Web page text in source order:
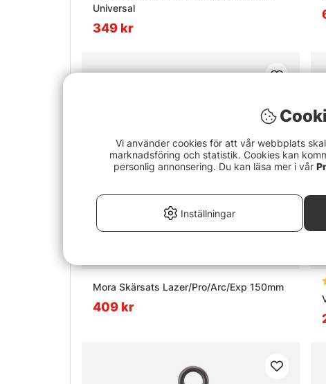
Universal
349 kr
Mora Skärsats Lazer/Pro/Arc/Exp 150mm
409 kr
Vi använder cookies för att vår webbplats
marknadsföring och statistik. Cookies kan
personlig annonsering. Du kan läsa mer i vår
Inställningar